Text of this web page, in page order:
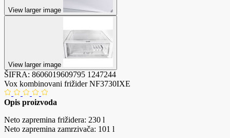
View larger image
View larger image
ŠIFRA: 8606019609795 1247244
Vox kombinovani frižider NF3730IXE
Opis proizvoda
Neto zapremina frižidera: 230 l
Neto zapremina zamrzivača: 101 l